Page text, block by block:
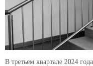
В третьем квартале 2024